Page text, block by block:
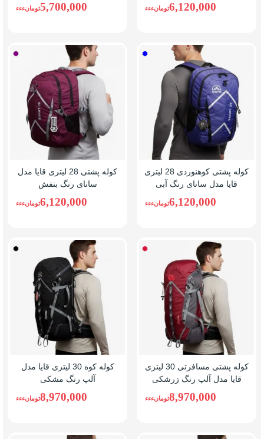
6,120,000تومانءءء 5,700,000تومانءءء
آبی
کوله پشتی کوهنوردی 28 لیتری
قایا مدل سانای رنگ آبی
6,120,000تومانءءء
بنفش
کوله پشتی 28 لیتری قایا مدل
سانای رنگ بنفش
6,120,000تومانءءء
زرشکی
کوله پشتی مسافرتی 30 لیتری
قایا مدل آلپ رنگ زرشکی
8,970,000تومانءءء
کوله کوه 30 لیتری قایا مدل
آلپ رنگ مشکی
8,970,000تومانءءء